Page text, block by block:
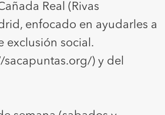
Real (Rivas
enfocado en ayudarles a
exclusión social.
) y del